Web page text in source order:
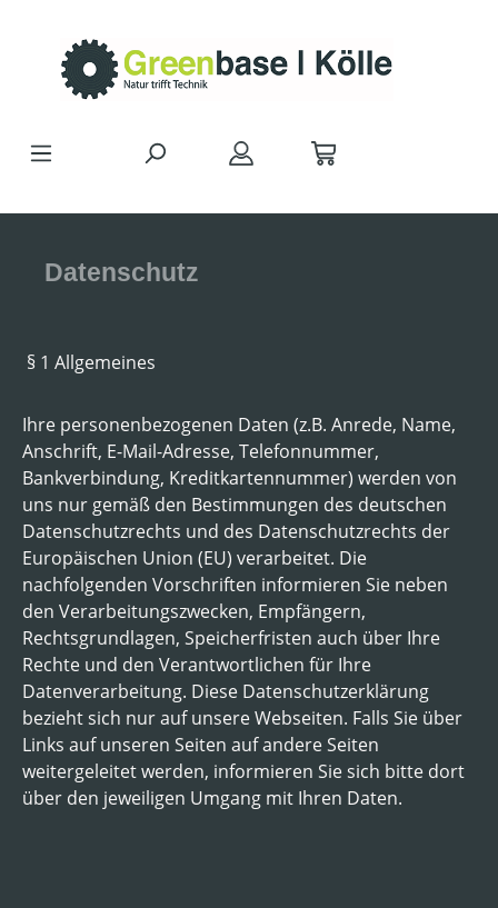
Datenschutz
§ 1 Allgemeines
Ihre personenbezogenen Daten (z.B. Anrede, Name,
Anschrift, E-Mail-Adresse, Telefonnummer,
Bankverbindung, Kreditkartennummer) werden von
uns nur gemäß den Bestimmungen des deutschen
Datenschutzrechts und des Datenschutzrechts der
Europäischen Union (EU) verarbeitet. Die
nachfolgenden Vorschriften informieren Sie neben
den Verarbeitungszwecken, Empfängern,
Rechtsgrundlagen, Speicherfristen auch über Ihre
Rechte und den Verantwortlichen für Ihre
Datenverarbeitung. Diese Datenschutzerklärung
bezieht sich nur auf unsere Webseiten. Falls Sie über
Links auf unseren Seiten auf andere Seiten
weitergeleitet werden, informieren Sie sich bitte dort
über den jeweiligen Umgang mit Ihren Daten.